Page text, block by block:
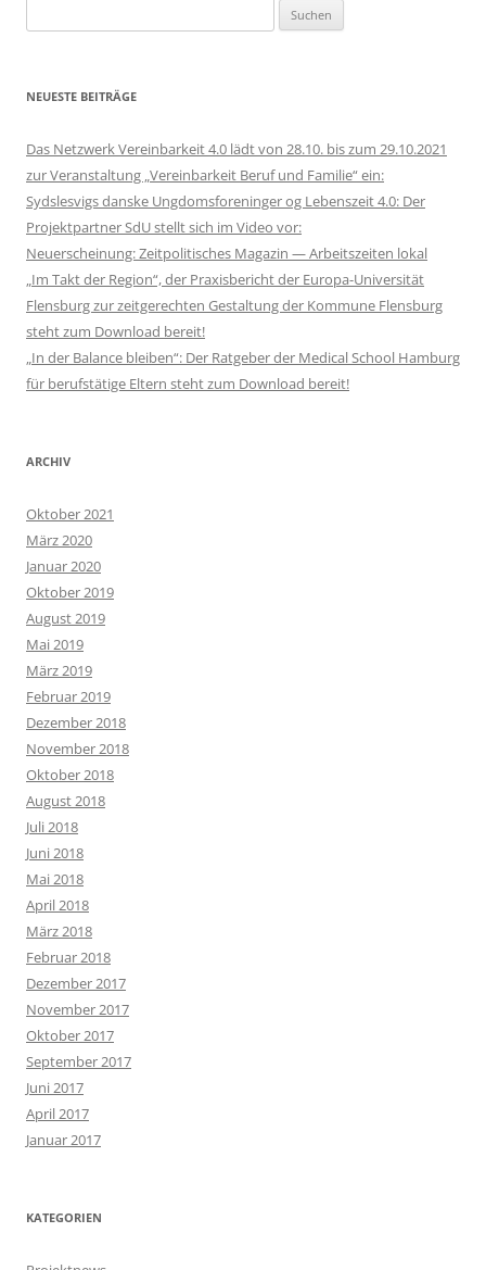
nach:
NEUESTE BEITRÄGE
Das Netzwerk Vereinbarkeit 4.0 lädt von 28.10. bis zum 29.10.2021
zur Veranstaltung „Vereinbarkeit Beruf und Familie“ ein:
Sydslesvigs danske Ungdomsforeninger og Lebenszeit 4.0: Der
Projektpartner SdU stellt sich im Video vor:
Neuerscheinung: Zeitpolitisches Magazin — Arbeitszeiten lokal
„Im Takt der Region“, der Praxisbericht der Europa-Universität
Flensburg zur zeitgerechten Gestaltung der Kommune Flensburg
steht zum Download bereit!
„In der Balance bleiben“: Der Ratgeber der Medical School Hamburg
für berufstätige Eltern steht zum Download bereit!
ARCHIV
Oktober 2021
März 2020
Januar 2020
Oktober 2019
August 2019
Mai 2019
März 2019
Februar 2019
Dezember 2018
November 2018
Oktober 2018
August 2018
Juli 2018
Juni 2018
Mai 2018
April 2018
März 2018
Februar 2018
Dezember 2017
November 2017
Oktober 2017
September 2017
Juni 2017
April 2017
Januar 2017
KATEGORIEN